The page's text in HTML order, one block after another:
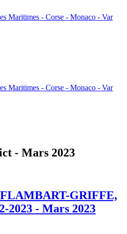
- Mars 2023
GRIFFE,
2023 - Mars 2023